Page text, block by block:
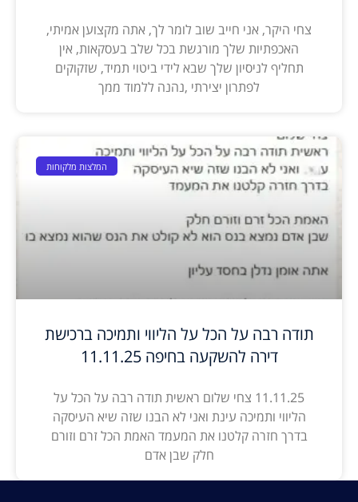
צחי היקר, אני חייב שוב לומר לך, אתה מקצוען אמיתי,
האכפתיות שלך מורגשת בכל שלב בעסקאות, אין
תחליף לניסיון שלך שבא לידי ביטוי תמיד, שזקוקים
לפתרון יצירתי ,נהנה ללמוד ממך
המלצות מלקוחות
תודה רבה על הכל על הליווי ותמיכה ברכישת
דירה להשקעה בחיפה 11.11.25
11.11.25 צחי שלום ראשית תודה רבה על הכל על
הליווי ותמיכה עינת ואני לא הבנו שזה שיא העיסקה
בדרך חזרה קלטנו את המעמד האמת הכל זרם וזורם
חלק שבן אדם